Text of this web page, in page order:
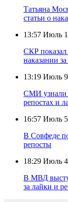
Татьяна
статьи о
13:57 Июль
СКР показал
наказании
13:19 Июль
СМИ узнали
репостах и
16:57 Июль
В Совфеде
репосты
18:29 Июль
В МВД
за лайки и